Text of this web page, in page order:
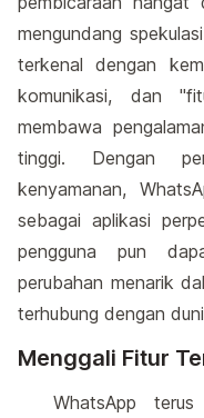
mengundang
terkenal dengan
komunikasi, dan
membawa
tinggi. Dengan
kenyamanan,
sebagai aplikasi
pengguna pun
perubahan menarik
terhubung dengan
Menggali Fitur
WhatsApp